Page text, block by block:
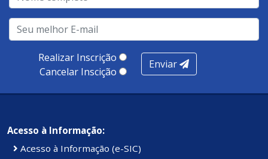
Realizar Inscrição
Cancelar Inscição
Enviar
Acesso à Informação:
Acesso à Informação (e-SIC)